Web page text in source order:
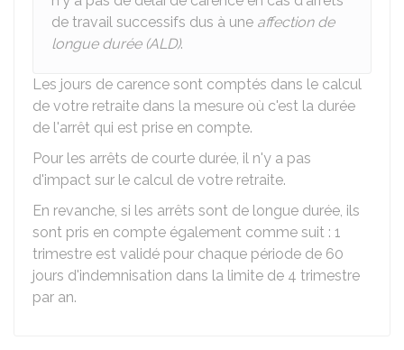
de travail successifs dus à une affection de
longue durée (ALD).
Les jours de carence sont comptés dans le calcul
de votre retraite dans la mesure où c'est la durée
de l'arrêt qui est prise en compte.
Pour les arrêts de courte durée, il n'y a pas
d'impact sur le calcul de votre retraite.
En revanche, si les arrêts sont de longue durée, ils
sont pris en compte également comme suit : 1
trimestre est validé pour chaque période de 60
jours d'indemnisation dans la limite de 4 trimestre
par an.